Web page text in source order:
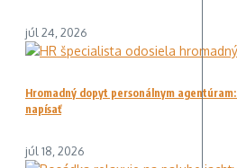
júl 24, 2026
Hromadný dopyt personálnym
napísať
júl 18, 2026